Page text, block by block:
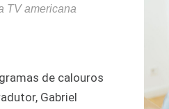
TV americana
de calouros
Gabriel